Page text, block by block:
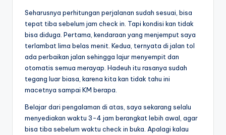
Seharusnya perhitungan perjalanan sudah sesuai, bisa
tepat tiba sebelum jam check in. Tapi kondisi kan tidak
bisa diduga. Pertama, kendaraan yang menjemput saya
terlambat lima belas menit. Kedua, ternyata di jalan tol
ada perbaikan jalan sehingga lajur menyempit dan
otomatis semua merayap. Hadeuh itu rasanya sudah
tegang luar biasa, karena kita kan tidak tahu ini
macetnya sampai KM berapa.
Belajar dari pengalaman di atas, saya sekarang selalu
menyediakan waktu 3-4 jam berangkat lebih awal, agar
bisa tiba sebelum waktu check in buka. Apalagi kalau